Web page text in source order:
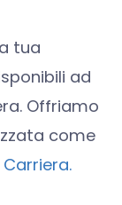
tua
ad
Offriamo
come